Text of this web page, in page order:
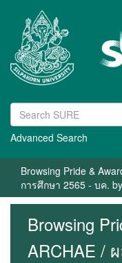
Advanced Search
Browsing Pride &
การศึกษา 2565 - บค.
Browsing
ARCHAE /